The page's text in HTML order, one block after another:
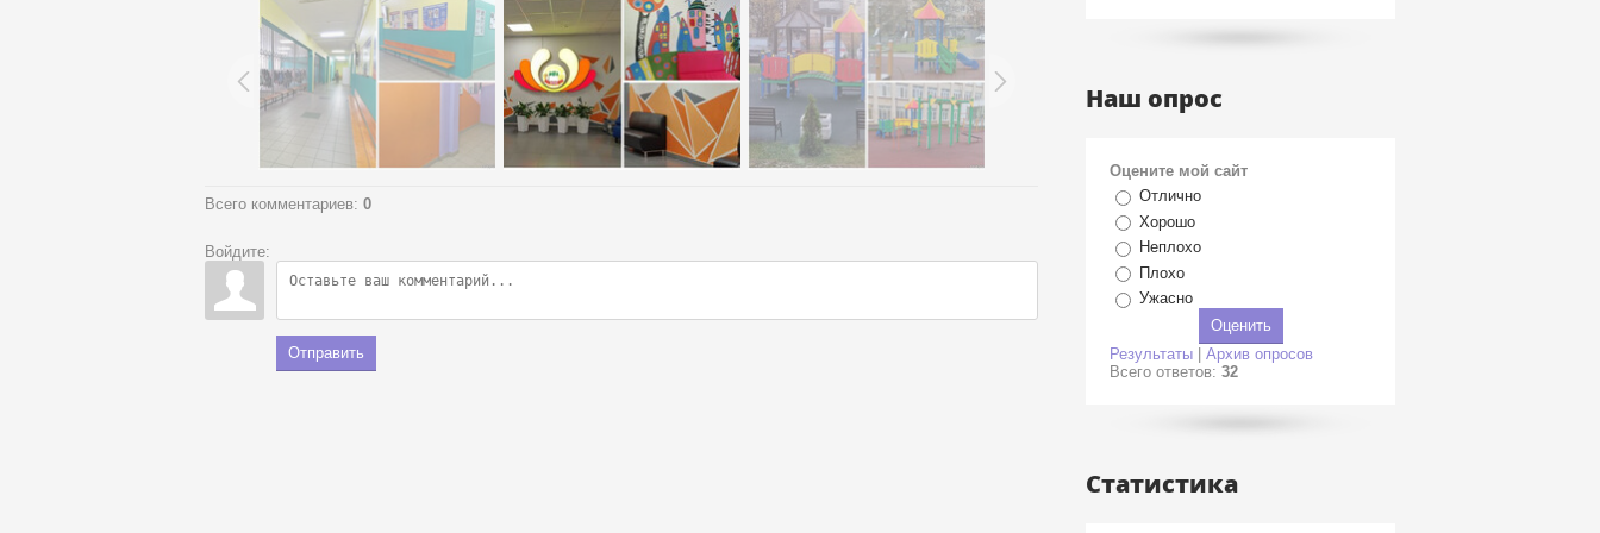
Всего комментариев: 0
Войдите:
Отправить
Наш опрос
Оцените мой сайт
Отлично
Хорошо
Неплохо
Плохо
Ужасно
Результаты
Архив опросов
Всего ответов: 32
Статистика